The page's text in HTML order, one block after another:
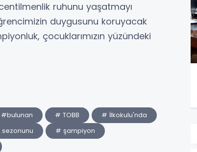
ruhunu yaşatmayı
duygusunu koruyacak
çocuklarımızın yüzündeki
#bulunan # TOBB
# İlkokulu'nda
# şampiyon